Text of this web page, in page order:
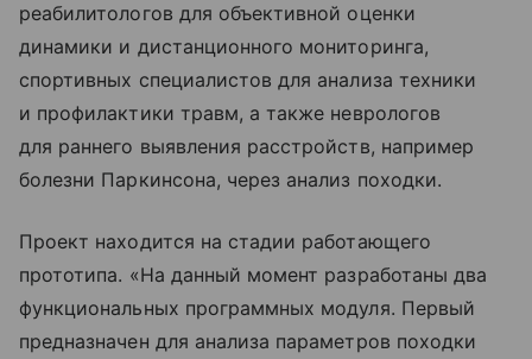
реабилитологов для объективной оценки
динамики и дистанционного мониторинга,
спортивных специалистов для анализа техники
и профилактики травм, а также неврологов
для раннего выявления расстройств, например
болезни Паркинсона, через анализ походки.
Проект находится на стадии работающего
прототипа. «На данный момент разработаны два
функциональных программных модуля. Первый
предназначен для анализа параметров походки